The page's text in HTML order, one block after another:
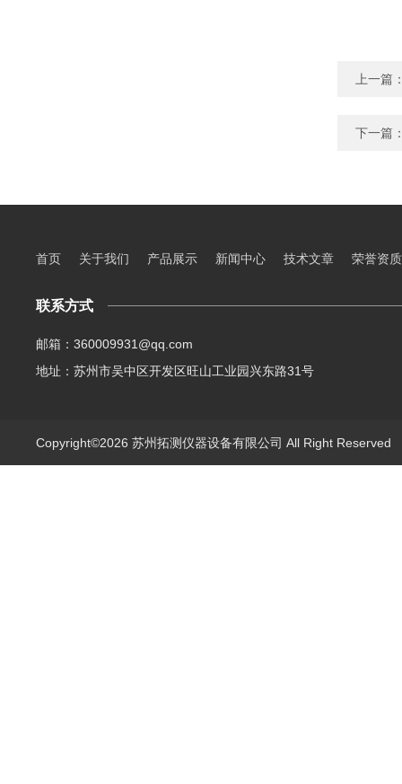
上一篇
下一篇
首页 关于我们 产品展示 新闻中心 技术文章 荣誉资质
联系方式
邮箱：360009931@qq.com
地址：苏州市吴中区开发区旺山工业园兴东路31号
Copyright©2026 苏州拓测仪器设备有限公司 All Right